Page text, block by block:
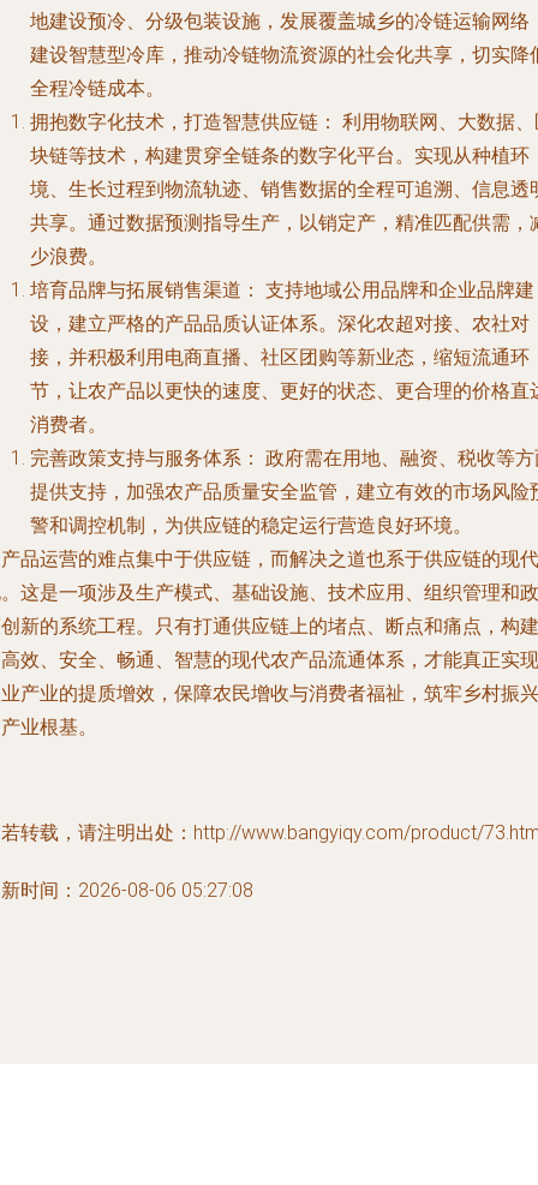
地建设预冷、分级包装设施，发展覆盖城乡的冷链运输网络
建设智慧型冷库，推动冷链物流资源的社会化共享，切实降
全程冷链成本。
拥抱数字化技术，打造智慧供应链： 利用物联网、大数据
块链等技术，构建贯穿全链条的数字化平台。实现从种植环
境、生长过程到物流轨迹、销售数据的全程可追溯、信息透
共享。通过数据预测指导生产，以销定产，精准匹配供需，
少浪费。
培育品牌与拓展销售渠道： 支持地域公用品牌和企业品牌建
设，建立严格的产品品质认证体系。深化农超对接、农社对
接，并积极利用电商直播、社区团购等新业态，缩短流通环
节，让农产品以更快的速度、更好的状态、更合理的价格直
消费者。
完善政策支持与服务体系： 政府需在用地、融资、税收等
提供支持，加强农产品质量安全监管，建立有效的市场风险
警和调控机制，为供应链的稳定运行营造良好环境。
品运营的难点集中于供应链，而解决之道也系于供应链的现代
这是一项涉及生产模式、基础设施、技术应用、组织管理和政
新的系统工程。只有打通供应链上的堵点、断点和痛点，构建
效、安全、畅通、智慧的现代农产品流通体系，才能真正实现
产业的提质增效，保障农民增收与消费者福祉，筑牢乡村振兴
业根基。
转载，请注明出处：http://www.bangyiqy.com/product/
时间：2026-08-06 05:27:08